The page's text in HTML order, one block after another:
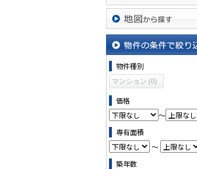
沿線・駅から探す
地図から探す
物件の条件で絞り込む
物件種別
マンション (0)
価格
～
専有面積
～
築年数